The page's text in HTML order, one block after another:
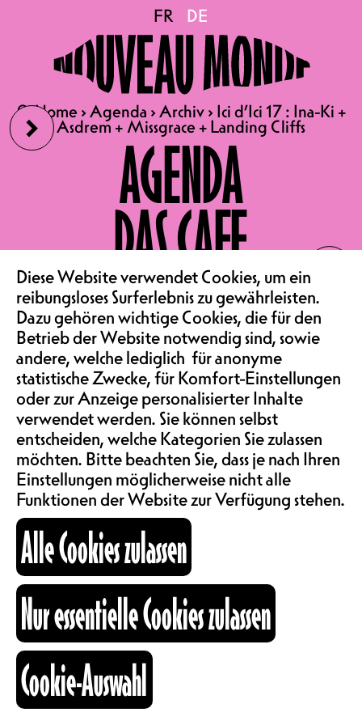
›
‹
FR DE
🔍Home›Agenda ›Archiv› Ici d’Ici 17 : Ina-Ki +
Asdrem + Missgrace + Landing Cliffs
AGENDA
DAS CAFE
VEREIN & COMMUNITY
SAALMIETE
ABOS & TARIFE
INFORMATIONEN
KARTOGRAPHIE
SUCHE
Kulturraum
FR DE
🔍Home›Agenda ›Archiv› Ici d’Ici 17 : Ina-Ki +
Asdrem + Missgrace + Landing Cliffs
Ici d’Ici 17 : Ina-Ki +
Asdrem + Missgrace +
Landing Cliffs
21.10.2023
ICI'D'ICI #17
KONZERT | KONZERTSAAL
5.- (ABENDKASSE ONLY)
Seit 17 Ausgaben haben die Ici d'Ici-
Abende das große Vergnügen, die
aufstrebende lokale Szene zu
unterstützen und ihr die
Möglichkeit zu geben, vor einem
entdeckungsfreudigen Publikum
aufzutreten! Ein Abend, vier
Konzerte, 5.- Eintritt und viele
wunderbare Momente! An diesem
Abend machen wir Platz für Ina-Ki
+ Asdrem + Missgrace + Landing
Cliffs!
CH
Ina-Ki (Jérôme et Asuka)
Diese Website verwendet Cookies, um ein
reibungsloses Surferlebnis zu gewährleisten.
Dazu gehören wichtige Cookies, die für den
Betrieb der Website notwendig sind, sowie
andere, welche lediglich für anonyme
statistische Zwecke, für Komfort-Einstellungen
oder zur Anzeige personalisierter Inhalte
verwendet werden. Sie können selbst
entscheiden, welche Kategorien Sie zulassen
möchten. Bitte beachten Sie, dass je nach Ihren
Einstellungen möglicherweise nicht alle
Funktionen der Website zur Verfügung stehen.
Alle Cookies zulassen
Nur essentielle Cookies zulassen
Cookie-Auswahl